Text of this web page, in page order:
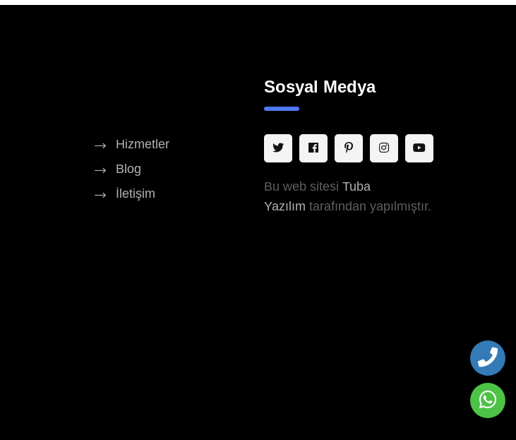
Hizmetler
Blog
İletişim
Sosyal Medya
Bu web sitesi Tuba
Yazılım tarafından yapılmıştır.